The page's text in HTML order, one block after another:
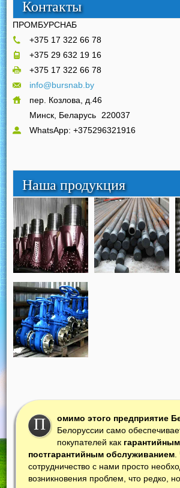
Контакты
ПРОМБУРСНАБ
+375 17 322 66 78
+375 29 632 19 16
+375 17 322 66 78
info@bursnab.by
пер. Козлова, д.46
Минск, Беларусь 220037
WhatsApp: +375296321916
Наша продукция
П омимо этого предприятие
Белоруссии само
покупателей как
постгарантийным обслуживанием.
сотрудничество с нами просто
возникновения проблем, что редко,